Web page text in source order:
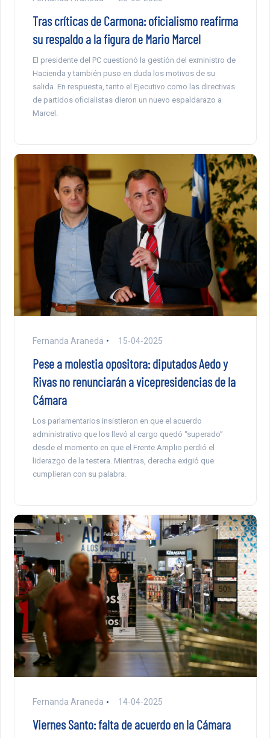
Tras críticas de Carmona: oficialismo reafirma
su respaldo a la figura de Mario Marcel
El presidente del PC cuestionó la gestión del exministro de
Hacienda y también puso en duda los motivos de su
salida. En respuesta, tanto el Ejecutivo como las directivas
de partidos oficialistas dieron un nuevo espaldarazo a
Marcel.
Fernanda Araneda 15-04-2025
Pese a molestia opositora: diputados Aedo y
Rivas no renunciarán a vicepresidencias de la
Cámara
Los parlamentarios insistieron en que el acuerdo
administrativo que los llevó al cargo quedó “superado”
desde el momento en que el Frente Amplio perdió el
liderazgo de la testera. Mientras, derecha exigió que
cumplieran con su palabra.
Fernanda Araneda 14-04-2025
Viernes Santo: falta de acuerdo en la Cámara